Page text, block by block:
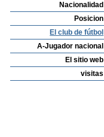
Nacionalidad
Posicion
El club de fútbol
A-Jugador nacional
El sitio web
visitas